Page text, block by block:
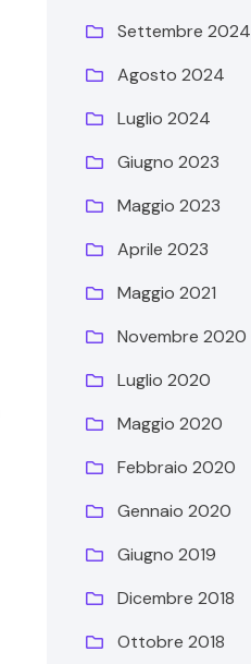
Settembre 2024
Agosto 2024
Luglio 2024
Giugno 2023
Maggio 2023
Aprile 2023
Maggio 2021
Novembre 2020
Luglio 2020
Maggio 2020
Febbraio 2020
Gennaio 2020
Giugno 2019
Dicembre 2018
Ottobre 2018